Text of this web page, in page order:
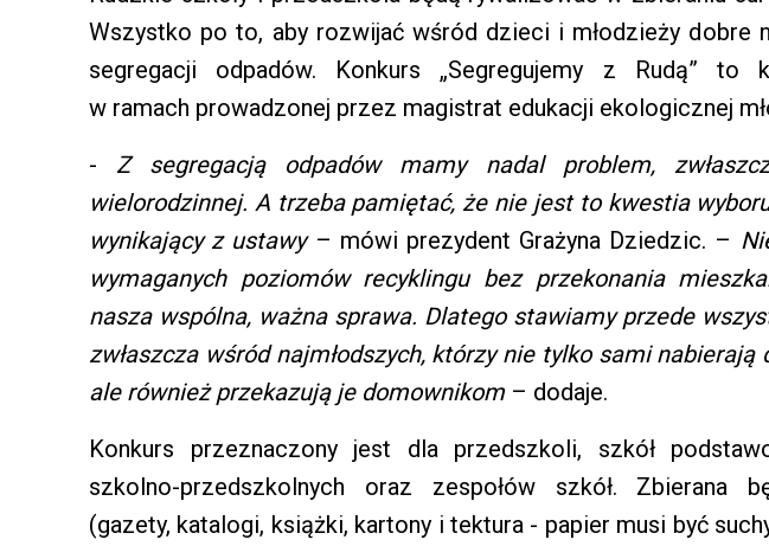
Wszystko po to, aby rozwijać wśród dzieci i młodzieży dobre
segregacji odpadów. Konkurs „Segregujemy z Rudą” to
w ramach prowadzonej przez magistrat edukacji ekologicznej
- Z segregacją odpadów mamy nadal problem,
wielorodzinnej. A trzeba pamiętać, że nie jest to kwestia
wynikający z ustawy– mówi prezydent Grażyna Dziedzic. –
wymaganych poziomów recyklingu bez przekonania
nasza wspólna, ważna sprawa. Dlatego stawiamy przede
zwłaszcza wśród najmłodszych, którzy nie tylko sami nabierają
ale również przekazują je domownikom – dodaje.
Konkurs przeznaczony jest dla przedszkoli, szkół
szkolno-przedszkolnych oraz zespołów szkół. Zbierana
(gazety, katalogi, książki, kartony i tektura - papier musi być